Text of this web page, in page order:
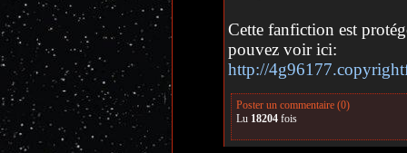
Cette fanfiction est
pouvez voir ici:
http://
Poster un commentaire (0)
Lu 18204fois